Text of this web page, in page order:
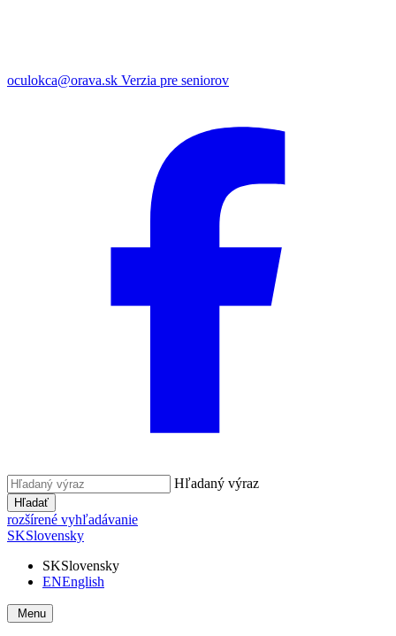
oculokca@orava.sk Verzia pre seniorov
Hľadaný výraz
Hľadať
rozšírené vyhľadávanie
SKSlovensky
SKSlovensky
ENEnglish
Menu